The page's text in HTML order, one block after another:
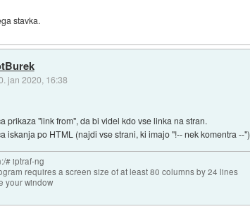
stavka.
jan 2020, 16:38
prikaza "link from", da bi videl kdo vse linka na stran.
iskanja po HTML (najdi vse strani, ki imajo "!-- nek komentra --")
# iptraf-ng
requires a screen size of at least 80 columns by 24 lines
your window